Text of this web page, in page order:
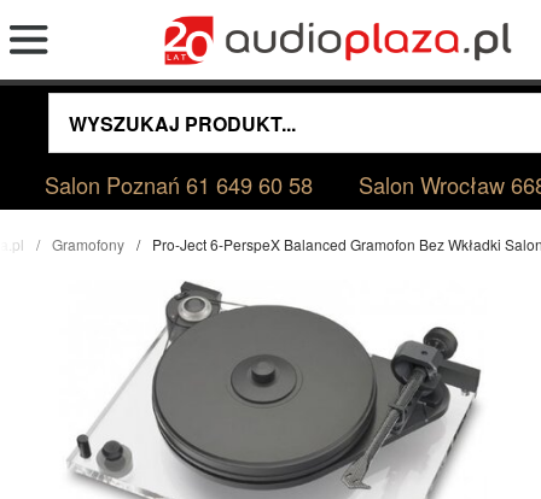
Salon Poznań61 649 60 58 Salon Wrocław
Gramofony Pro-Ject 6-PerspeX Balanced Gramofon Bez Wkładki